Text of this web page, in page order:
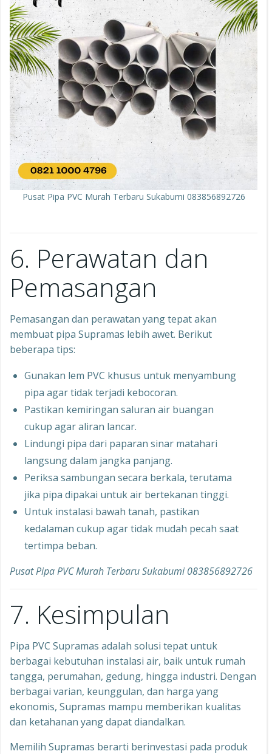
Pusat Pipa PVC Murah Terbaru Sukabumi 083856892726
6. Perawatan dan
Pemasangan
Pemasangan dan perawatan yang tepat akan
membuat pipa Supramas lebih awet. Berikut
beberapa tips:
Gunakan lem PVC khusus untuk menyambung
pipa agar tidak terjadi kebocoran.
Pastikan kemiringan saluran air buangan
cukup agar aliran lancar.
Lindungi pipa dari paparan sinar matahari
langsung dalam jangka panjang.
Periksa sambungan secara berkala, terutama
jika pipa dipakai untuk air bertekanan tinggi.
Untuk instalasi bawah tanah, pastikan
kedalaman cukup agar tidak mudah pecah saat
tertimpa beban.
Pusat Pipa PVC Murah Terbaru Sukabumi 083856892726
7. Kesimpulan
Pipa PVC Supramas adalah solusi tepat untuk
berbagai kebutuhan instalasi air, baik untuk rumah
tangga, perumahan, gedung, hingga industri. Dengan
berbagai varian, keunggulan, dan harga yang
ekonomis, Supramas mampu memberikan kualitas
dan ketahanan yang dapat diandalkan.
Memilih Supramas berarti berinvestasi pada produk